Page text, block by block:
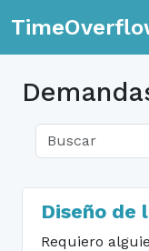
Diseño de
Requiero